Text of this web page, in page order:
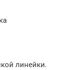
линейки.